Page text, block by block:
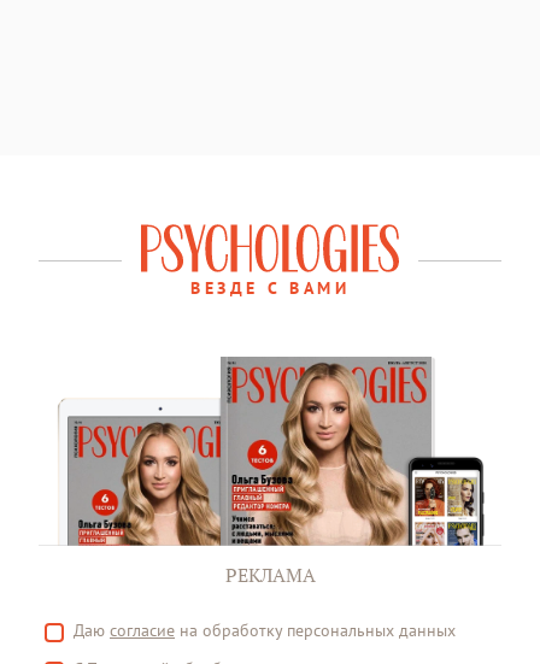
ВЕЗДЕ С ВАМИ
РЕКЛАМА
Даю согласие на обработку персональных данных